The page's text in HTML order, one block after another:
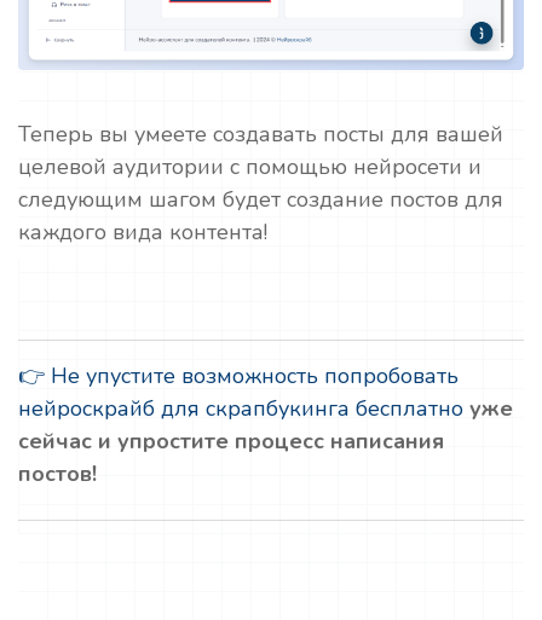
Теперь вы умеете создавать посты для вашей
целевой аудитории с помощью нейросети и
следующим шагом будет создание постов для
каждого вида контента!
👉 Не упустите возможность попробовать
нейроскрайб для скрапбукинга бесплатно уже
сейчас и упростите процесс написания
постов!